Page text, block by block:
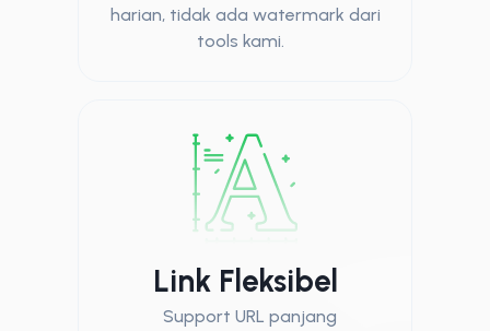
harian, tidak ada watermark dari
tools kami.
Link Fleksibel
Support URL panjang